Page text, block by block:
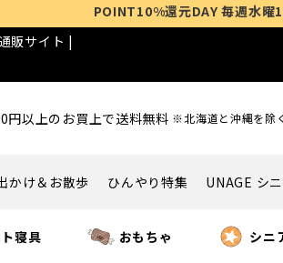
販サイト |
円以上のお買上で送料無料 ※北海道と沖縄を除
POINT10%還元DAY 毎週水曜10:00 - 翌
かけ＆お散歩 ひんやり特集 UNAGE シ
寝具 おもちゃ シニ